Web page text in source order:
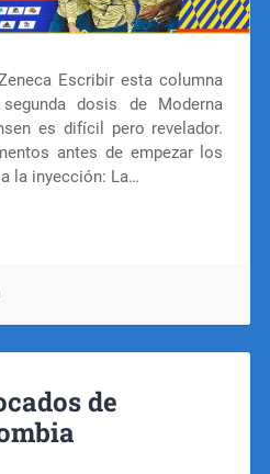
Escribir esta columna
dosis de Moderna
es difícil pero revelador.
antes de empezar los
la inyección: La…
de